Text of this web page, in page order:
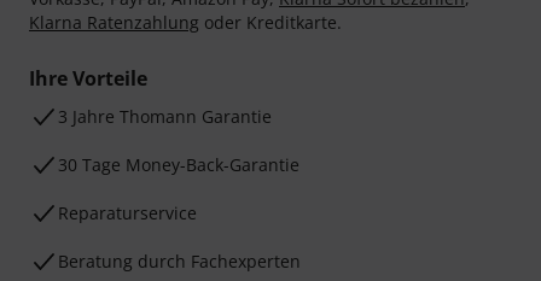
Klarna Ratenzahlung oder Kreditkarte.
Ihre Vorteile
3 Jahre Thomann Garantie
30 Tage Money-Back-Garantie
Reparaturservice
Beratung durch Fachexperten